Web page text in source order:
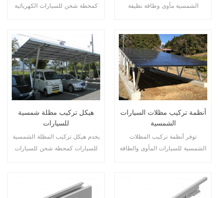
كمحطة شحن للسيارات الكهربائية
الشمسية مأوى وطاقة نظيفة
هيكل تركيب مظلة شمسية
للسيارات
يخدم هيكل تركيب المظلة الشمسية
للسيارات كمحطة شحن للسيارات
أنظمة تركيب مظلات السيارات
الشمسية
توفر أنظمة تركيب المظلات
الشمسية للسيارات المأوى والطاقة